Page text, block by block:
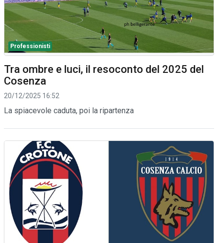
Professionisti
Tra ombre e luci, il resoconto del 2025 del
Cosenza
20/12/2025 16:52
La spiacevole caduta, poi la ripartenza